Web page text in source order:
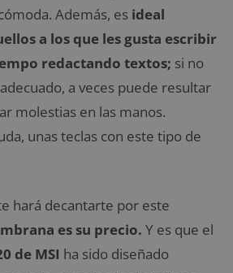
Además, es ideal
a los que les gusta escribir
redactando textos; si no
a veces puede resultar
molestias en las manos.
unas teclas con este tipo de
hará decantarte por este
es su precio. Y es que el
de MSI ha sido diseñado